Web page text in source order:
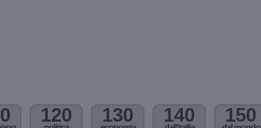
120 130 140 150